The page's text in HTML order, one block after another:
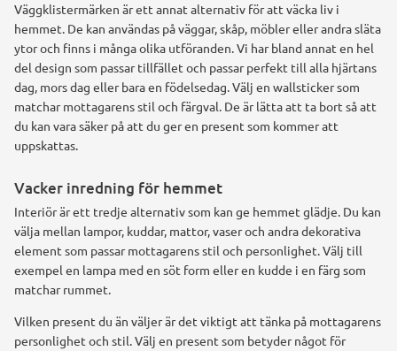
Väggklistermärken är ett annat alternativ för att väcka liv i
hemmet. De kan användas på väggar, skåp, möbler eller andra släta
ytor och finns i många olika utföranden. Vi har bland annat en hel
del design som passar tillfället och passar perfekt till alla hjärtans
dag, mors dag eller bara en födelsedag. Välj en wallsticker som
matchar mottagarens stil och färgval. De är lätta att ta bort så att
du kan vara säker på att du ger en present som kommer att
uppskattas.
Vacker inredning för hemmet
Interiör är ett tredje alternativ som kan ge hemmet glädje. Du kan
välja mellan lampor, kuddar, mattor, vaser och andra dekorativa
element som passar mottagarens stil och personlighet. Välj till
exempel en lampa med en söt form eller en kudde i en färg som
matchar rummet.
Vilken present du än väljer är det viktigt att tänka på mottagarens
personlighet och stil. Välj en present som betyder något för